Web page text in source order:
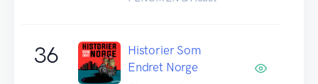
36
Historier Som
Endret Norge